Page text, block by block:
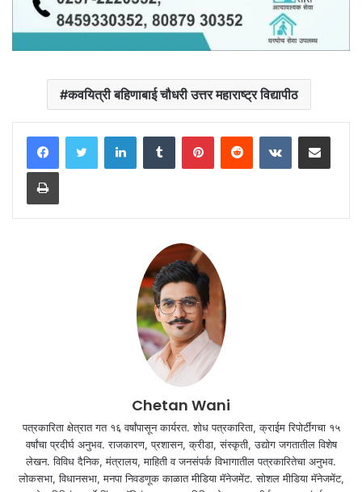
कवयित्री बहिणाबाई चौधरी उत्तर महाराष्ट्र विद्यापीठ
LinkedInTumblr PinterestReddit VKontakteShare via Email
Print
Chetan Wani
पत्रकारिता क्षेत्रात गत १६ वर्षांपासून कार्यरत. शोध पत्रकारिता, क्राईम रिपोर्टींगचा १५
वर्षांचा प्रदीर्घ अनुभव. राजकारण, प्रशासन, क्रीडा, संस्कृती, उद्योग जगतातील विशेष
लेखन. विविध दैनिक, मंत्रालय, माहिती व जनसंपर्क विभागातील पत्रकारितेचा अनुभव.
लोकसभा, विधानसभा, मनपा निवडणूक काळात मीडिया मॅनेजमेंट. सोशल मीडिया मॅनेजमेंट,